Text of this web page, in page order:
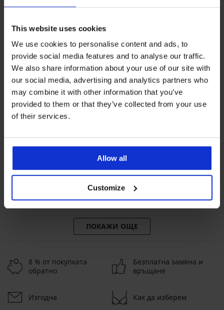
This website uses cookies
We use cookies to personalise content and ads, to
provide social media features and to analyse our traffic.
We also share information about your use of our site with
our social media, advertising and analytics partners who
may combine it with other information that you’ve
provided to them or that they’ve collected from your use
of their services.
Allow all
Customize
4,8
40,99 €(80,17 лв.)
Bestseller
4,9
Сутиен Push Perfect Bardot
подплатен
53,99 €(105,60 лв.)
ПОКАЖИ ОЩЕ
8 % от покупката
обратно
Безплатна замяна и
връщане
Изгодна Как да изберем